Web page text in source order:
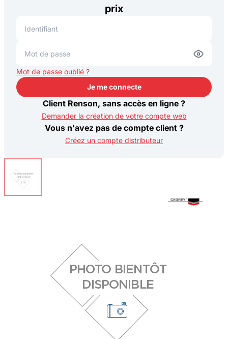
prix
Mot de passe oublié ?
Je me connecte
Je me connecte
Client Renson, sans accès en ligne ?
Demander la création de votre compte web
Vous n'avez pas de compte client ?
Créez un compte distributeur